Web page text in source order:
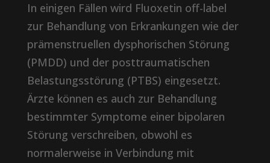
In einigen Fällen wird Fluoxetin off-label
zur Behandlung von Erkrankungen wie der
prämenstruellen dysphorischen Störung
(PMDD) und der posttraumatischen
Belastungsstörung (PTBS) eingesetzt.
Ärzte können es auch zur Behandlung
bestimmter Symptome einer bipolaren
Störung verschreiben, obwohl es
normalerweise in Verbindung mit